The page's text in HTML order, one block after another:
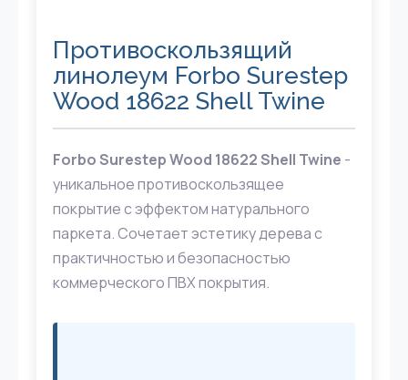
Противоскользящий
линолеум Forbo Surestep
Wood 18622 Shell Twine
Forbo Surestep Wood 18622 Shell Twine -
уникальное противоскользящее
покрытие с эффектом натурального
паркета. Сочетает эстетику дерева с
практичностью и безопасностью
коммерческого ПВХ покрытия.